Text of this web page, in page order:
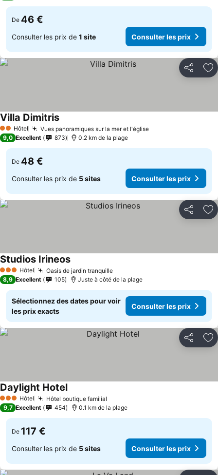
De 46 €
Consulter les prix de 1 site Consulter les prix
Partager
2 Étoiles
Hôtel Vues panoramiques sur la mer et l'église
Villa Dimitris
9,0 Excellent 873 0.2 km de la plage
De 48 €
Consulter les prix de 5 sites Consulter les prix
Partager
3 ÉtoilesHôtel Oasis de jardin tranquille
Studios Irineos
8,9 Excellent 105 Juste à côté de la plage
Sélectionnez des dates pour voir
les prix exacts
Consulter les prix
Partager
3 ÉtoilesHôtel Hôtel boutique familial
Daylight Hotel
9,7 Excellent 454 0.1 km de la plage
De 117 €
Consulter les prix de 5 sites Consulter les prix